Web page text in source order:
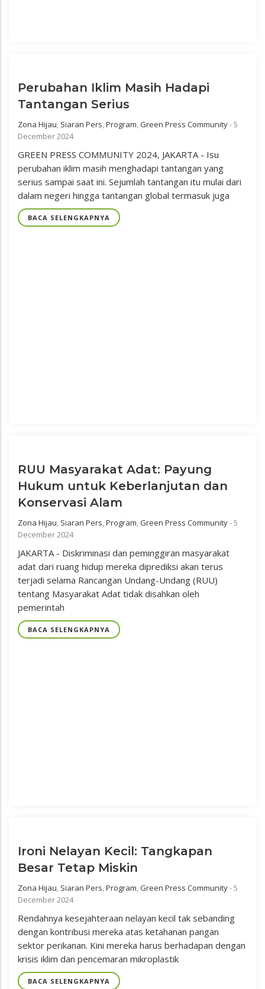
Perubahan Iklim Masih Hadapi
Tantangan Serius
Zona Hijau, Siaran Pers,Program,Green Press Community-5
December 2024
GREEN PRESS COMMUNITY 2024, JAKARTA - Isu
perubahan iklim masih menghadapi tantangan yang
serius sampai saat ini. Sejumlah tantangan itu mulai dari
dalam negeri hingga tantangan global termasuk juga
BACA SELENGKAPNYA
RUU Masyarakat Adat: Payung
Hukum untuk Keberlanjutan dan
Konservasi Alam
Zona Hijau, Siaran Pers,Program,Green Press Community-5
December 2024
JAKARTA - Diskriminasi dan peminggiran masyarakat
adat dari ruang hidup mereka diprediksi akan terus
terjadi selama Rancangan Undang-Undang (RUU)
tentang Masyarakat Adat tidak disahkan oleh
pemerintah
BACA SELENGKAPNYA
Ironi Nelayan Kecil: Tangkapan
Besar Tetap Miskin
Zona Hijau, Siaran Pers,Program,Green Press Community-5
December 2024
Rendahnya kesejahteraan nelayan kecil tak sebanding
dengan kontribusi mereka atas ketahanan pangan
sektor perikanan. Kini mereka harus berhadapan dengan
krisis iklim dan pencemaran mikroplastik
BACA SELENGKAPNYA